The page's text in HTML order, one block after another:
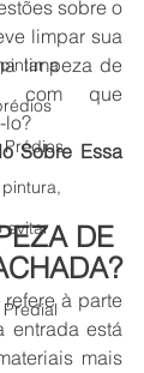
a
Prédios
evitar
sobre o
limpar sua
limpeza de
com que
lo?
Sobre Essa
DE
à parte
entrada está
mais